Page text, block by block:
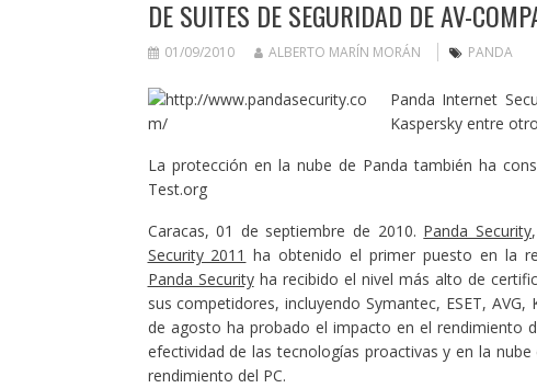
DE SUITES DE SEGURIDAD DE AV-
01/09/2010 ALBERTO MARÍN MORÁN PANDA
Panda Internet
Kaspersky entre
La protección en la nube de Panda también ha
Test.org
Caracas, 01 de septiembre de 2010. Panda Security
Security 2011 ha obtenido el primer puesto en la
Panda Securityha recibido el nivel más alto de
sus competidores, incluyendo Symantec, ESET,
de agosto ha probado el impacto en el rendimiento
efectividad de las tecnologías proactivas y en la
rendimiento del PC.